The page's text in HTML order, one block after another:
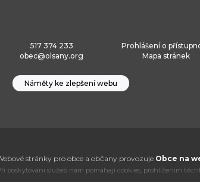
517 374 233
obec@olsany.org
Prohlášení o
Mapa stránek
Náměty ke zlepšení webu
stránky pro obce a občany provozuje Obce na
poskytování služeb nám pomáhají cookies, prohlížením